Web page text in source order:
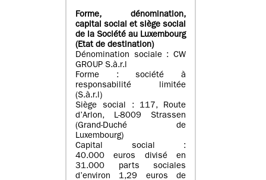
Forme, dénomination,
capital social et siège social
de la Société au Luxembourg
(Etat de destination)
Dénomination sociale : CW
GROUP S.à.r.l
Forme : société à
responsabilité limitée
(S.à.r.l)
Siège social : 117, Route
d’Arlon, L-8009 Strassen
(Grand-Duché de
Luxembourg)
Capital social :
40.000 euros divisé en
31.000 parts sociales
d’environ 1,29 euros de